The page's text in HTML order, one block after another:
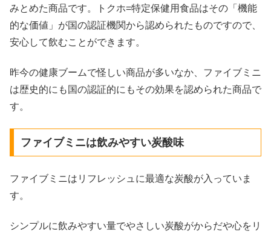
みとめた商品です。トクホ=特定保健用食品はその「機能
的な価値」が国の認証機関から認められたものですので、
安心して飲むことができます。
昨今の健康ブームで怪しい商品が多いなか、ファイブミニ
は歴史的にも国の認証的にもその効果を認められた商品で
す。
ファイブミニは飲みやすい炭酸味
ファイブミニはリフレッシュに最適な炭酸が入っていま
す。
シンプルに飲みやすい量でやさしい炭酸がからだや心をリ